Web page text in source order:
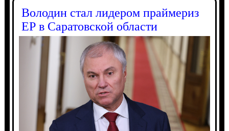
Володин стал лидером праймериз
ЕР в Саратовской области